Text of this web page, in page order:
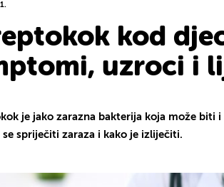
kod
uzroci i
je jako zarazna bakterija koja može biti i
se spriječiti zaraza i kako je izliječiti.